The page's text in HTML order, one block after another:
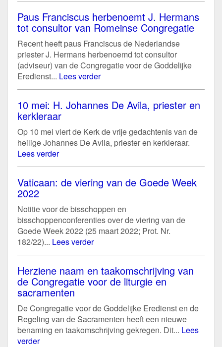
Paus Franciscus herbenoemt J. Hermans
tot consultor van Romeinse Congregatie
Recent heeft paus Franciscus de Nederlandse
priester J. Hermans herbenoemd tot consultor
(adviseur) van de Congregatie voor de Goddelijke
Eredienst... Lees verder
10 mei: H. Johannes De Avila, priester en
kerkleraar
Op 10 mei viert de Kerk de vrije gedachtenis van de
heilige Johannes De Avila, priester en kerkleraar.
Lees verder
Vaticaan: de viering van de Goede Week
2022
Notitie voor de bisschoppen en
bisschoppenconferenties over de viering van de
Goede Week 2022 (25 maart 2022; Prot. Nr.
182/22)... Lees verder
Herziene naam en taakomschrijving van
de Congregatie voor de liturgie en
sacramenten
De Congregatie voor de Goddelijke Eredienst en de
Regeling van de Sacramenten heeft een nieuwe
benaming en taakomschrijving gekregen. Dit... Lees
verder